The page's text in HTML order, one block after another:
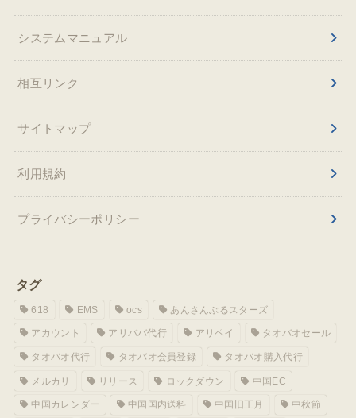
システムマニュアル
相互リンク
サイトマップ
利用規約
プライバシーポリシー
タグ
618 EMS ocs あんさんぶるスターズ
アカウント アリババ代行 アリペイ タオバオセール
タオバオ代行 タオバオ会員登録 タオバオ購入代行
メルカリ リリース ロックダウン 中国EC
中国カレンダー 中国国内送料 中国旧正月 中秋節